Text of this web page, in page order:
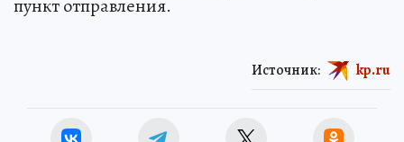
пункт отправления.
Источник: kp.ru